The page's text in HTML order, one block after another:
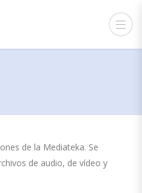
de la Mediateka. Se
de audio, de vídeo y